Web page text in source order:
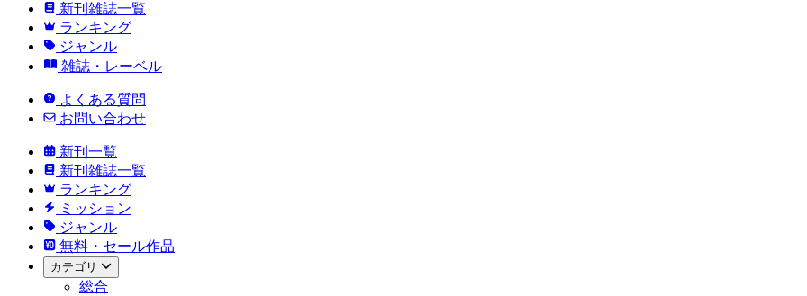
新刊雑誌一覧
ランキング
ジャンル
雑誌・レーベル
よくある質問
お問い合わせ
新刊一覧
新刊雑誌一覧
ランキング
ミッション
ジャンル
無料・セール作品
カテゴリ
総合